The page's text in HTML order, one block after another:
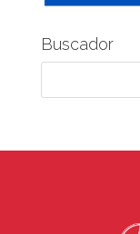
Buscador